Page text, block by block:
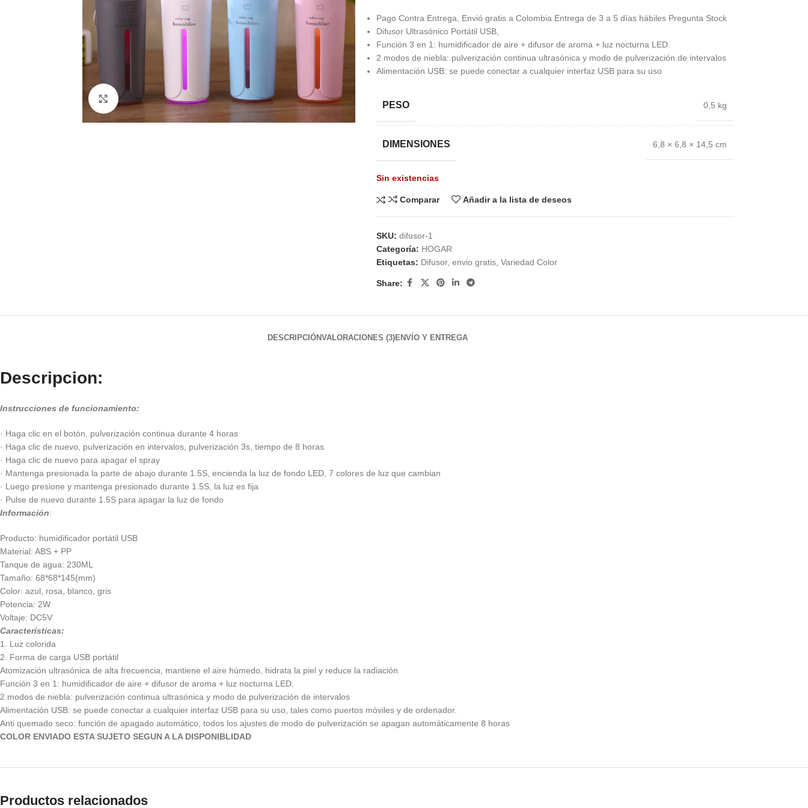
Haga Clic Para Ampliar
Pago Contra Entrega, Envió gratis a Colombia Entrega de 3 a 5 días hábiles Pregunta Stock
Difusor Ultrasónico Portátil USB,
Función 3 en 1: humidificador de aire + difusor de aroma + luz nocturna LED.
2 modos de niebla: pulverización continua ultrasónica y modo de pulverización de intervalos
Alimentación USB: se puede conectar a cualquier interfaz USB para su uso
PESO 0,5 kg
DIMENSIONES 6,8 × 6,8 × 14,5 cm
Sin existencias
Comparar Añadir a la lista de deseos
SKU: difusor-1
Categoría: HOGAR
Etiquetas: Difusor, envio gratis, Variedad Color
Share:
DESCRIPCIÓNVALORACIONES (3)ENVÍO Y ENTREGA
Descripcion:
Instrucciones de funcionamiento:
· Haga clic en el botón, pulverización continua durante 4 horas
· Haga clic de nuevo, pulverización en intervalos, pulverización 3s, tiempo de 8 horas
· Haga clic de nuevo para apagar el spray
· Mantenga presionada la parte de abajo durante 1.5S, encienda la luz de fondo LED, 7 colores de luz que cambian
· Luego presione y mantenga presionado durante 1.5S, la luz es fija
· Pulse de nuevo durante 1.5S para apagar la luz de fondo
Información:
Producto: humidificador portátil USB
Material: ABS + PP
Tanque de agua: 230ML
Tamaño: 68*68*145(mm)
Color: azul, rosa, blanco, gris
Potencia: 2W
Voltaje: DC5V
Características:
1. Luz colorida
2. Forma de carga USB portátil
Atomización ultrasónica de alta frecuencia, mantiene el aire húmedo, hidrata la piel y reduce la radiación
Función 3 en 1: humidificador de aire + difusor de aroma + luz nocturna LED.
2 modos de niebla: pulverización continua ultrasónica y modo de pulverización de intervalos
Alimentación USB: se puede conectar a cualquier interfaz USB para su uso, tales como puertos móviles y de ordenador.
Anti quemado seco: función de apagado automático, todos los ajustes de modo de pulverización se apagan automáticamente 8 horas
COLOR ENVIADO ESTA SUJETO SEGUN A LA DISPONIBLIDAD
Productos relacionados